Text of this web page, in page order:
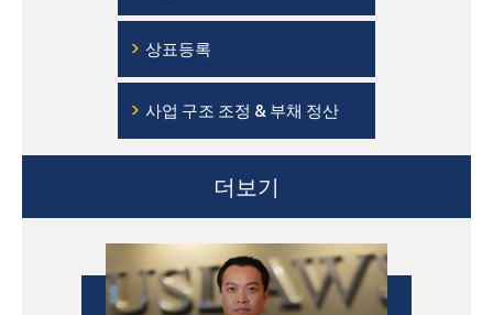
› 상표등록
› 사업 구조 조정 & 부채 정산
더보기